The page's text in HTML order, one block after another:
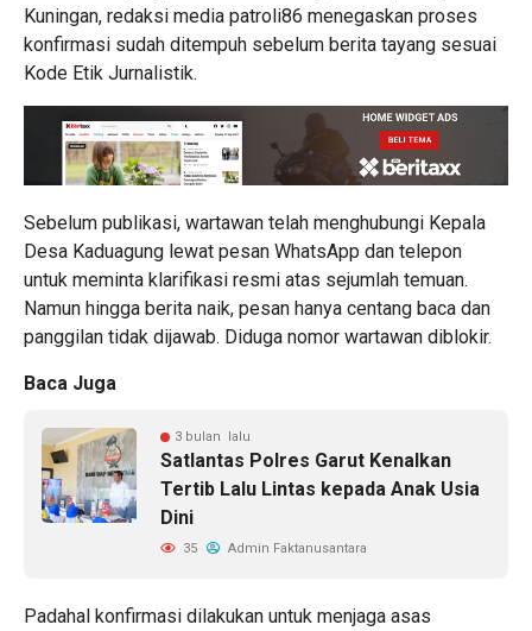
Kuningan, redaksi media patroli86 menegaskan proses
konfirmasi sudah ditempuh sebelum berita tayang sesuai
Kode Etik Jurnalistik.
Sebelum publikasi, wartawan telah menghubungi Kepala
Desa Kaduagung lewat pesan WhatsApp dan telepon
untuk meminta klarifikasi resmi atas sejumlah temuan.
Namun hingga berita naik, pesan hanya centang baca dan
panggilan tidak dijawab. Diduga nomor wartawan diblokir.
Baca Juga
3 bulan lalu
Satlantas Polres Garut Kenalkan
Tertib Lalu Lintas kepada Anak Usia
Dini
35 Admin Faktanusantara
Padahal konfirmasi dilakukan untuk menjaga asas